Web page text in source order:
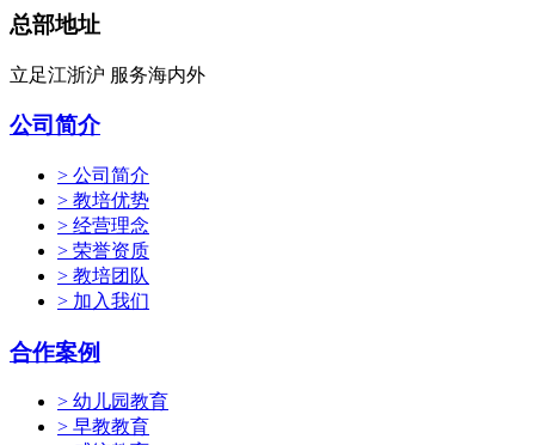
总部地址
立足江浙沪 服务海内外
公司简介
> 公司简介
> 教培优势
> 经营理念
> 荣誉资质
> 教培团队
> 加入我们
合作案例
> 幼儿园教育
> 早教教育